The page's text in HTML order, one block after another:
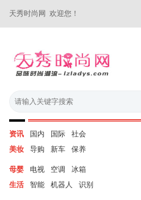
天秀时尚网 欢迎您！
资讯 国内 国际
社会
美妆
导购 新车 保养
母婴 电视 空调
冰箱
生活
智能 机器人 识别